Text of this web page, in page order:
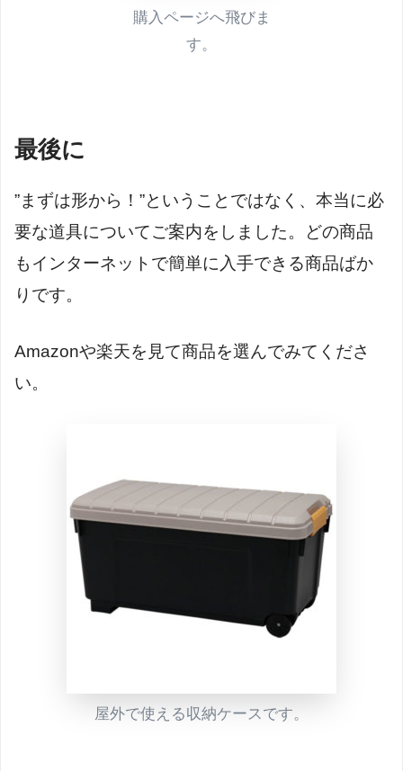
購入ページへ飛びま
す。
最後に
”まずは形から！”ということではなく、本当に必
要な道具についてご案内をしました。どの商品
もインターネットで簡単に入手できる商品ばか
りです。
Amazonや楽天を見て商品を選んでみてくださ
い。
屋外で使える収納ケースです。